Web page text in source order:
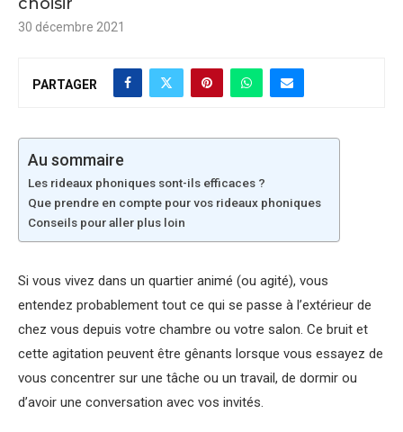
30 décembre 2021
PARTAGER
Au sommaire
Les rideaux phoniques sont-ils efficaces ?
Que prendre en compte pour vos rideaux phoniques
Conseils pour aller plus loin
Si vous vivez dans un quartier animé (ou agité), vous
entendez probablement tout ce qui se passe à l’extérieur de
chez vous depuis votre chambre ou votre salon. Ce bruit et
cette agitation peuvent être gênants lorsque vous essayez de
vous concentrer sur une tâche ou un travail, de dormir ou
d’avoir une conversation avec vos invités.